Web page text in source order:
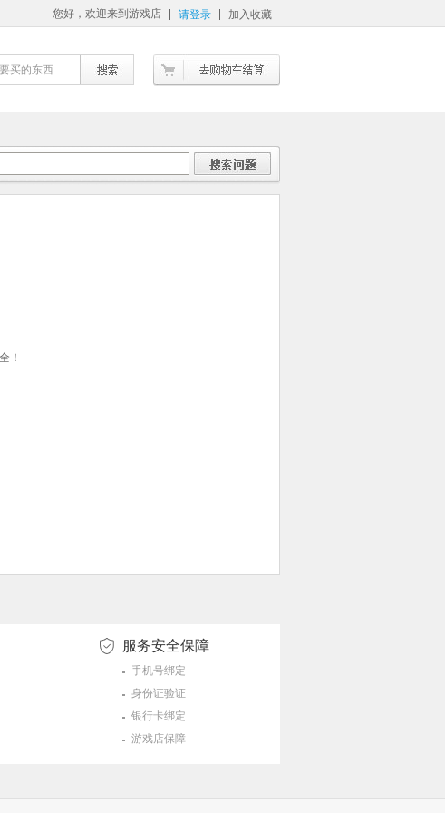
您好，欢迎来到游戏店 请登录 加入收藏
买的东西
！
服务安全保障
手机号绑定
身份证验证
银行卡绑定
游戏店保障